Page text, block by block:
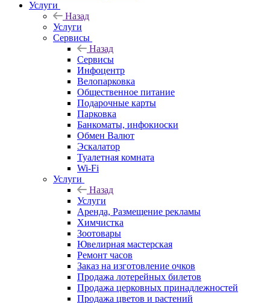
Услуги
Назад
Услуги
Сервисы
Назад
Сервисы
Инфоцентр
Велопарковка
Общественное питание
Подарочные карты
Парковка
Банкоматы, инфокиоски
Обмен Валют
Эскалатор
Туалетная комната
Wi-Fi
Услуги
Назад
Услуги
Аренда, Размещение рекламы
Химчистка
Зоотовары
Ювелирная мастерская
Ремонт часов
Заказ на изготовление очков
Продажа лотерейных билетов
Продажа церковных принадлежностей
Продажа цветов и растений